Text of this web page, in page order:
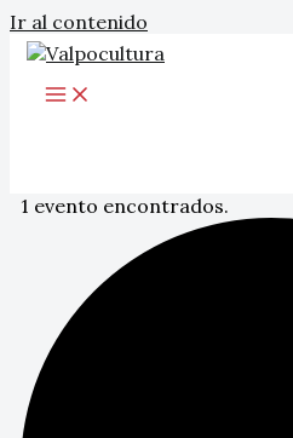
Ir al contenido
1 evento encontrados.